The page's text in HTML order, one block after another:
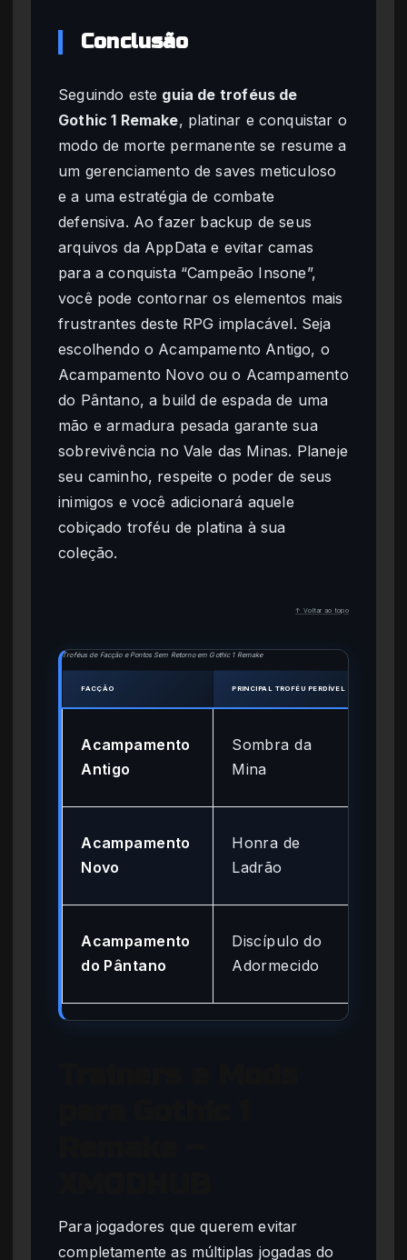
Conclusão
Seguindo este guia de troféus de
Gothic 1 Remake, platinar e conquistar o
modo de morte permanente se resume a
um gerenciamento de saves meticuloso
e a uma estratégia de combate
defensiva. Ao fazer backup de seus
arquivos da AppData e evitar camas
para a conquista “Campeão Insone”,
você pode contornar os elementos mais
frustrantes deste RPG implacável. Seja
escolhendo o Acampamento Antigo, o
Acampamento Novo ou o Acampamento
do Pântano, a build de espada de uma
mão e armadura pesada garante sua
sobrevivência no Vale das Minas. Planeje
seu caminho, respeite o poder de seus
inimigos e você adicionará aquele
cobiçado troféu de platina à sua
coleção.
↑ Voltar ao topo
Troféus de Facção e Pontos Sem Retorno em Gothic 1 Remake
FACÇÃO PRINCIPAL TROFÉU PERDÍVEL
Acampamento
Antigo
Sombra da
Mina
Acampamento
Novo
Honra de
Ladrão
Acampamento
do Pântano
Discípulo do
Adormecido
Para jogadores que querem evitar
completamente as múltiplas jogadas do